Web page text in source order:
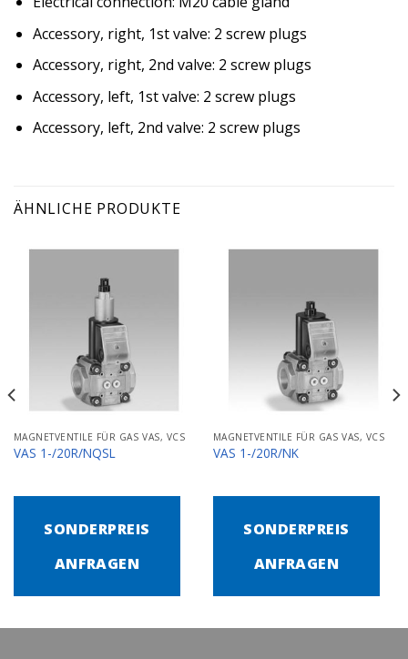
Accessory, right, 1st valve: 2 screw plugs
Accessory, right, 2nd valve: 2 screw plugs
Accessory, left, 1st valve: 2 screw plugs
Accessory, left, 2nd valve: 2 screw plugs
ÄHNLICHE PRODUKTE
MAGNETVENTILE FÜR GAS VAS, VCS
VAS 1-/20R/NQSL
SONDERPREIS
ANFRAGEN
MAGNETVENTILE FÜR GAS VAS, VCS
VAS 1-/20R/NK
SONDERPREIS
ANFRAGEN